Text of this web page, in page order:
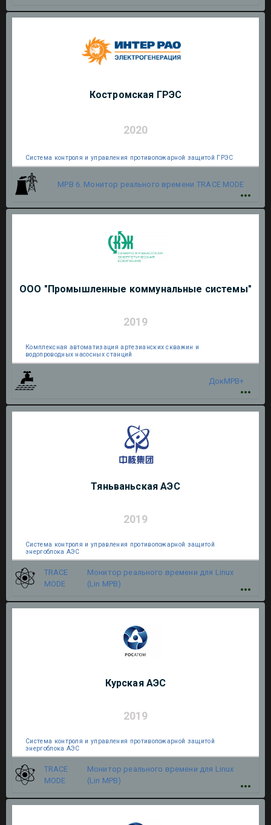
Костромская ГРЭС
2020
Система контроля и управления противопожарной защитой ГРЭС
МРВ 6. Монитор реального времени TRACE MODE
ООО "Промышленные коммунальные системы"
2019
Комплексная автоматизация артезианских скважин и
водопроводных насосных станций
ДокМРВ+
Тяньваньская АЭС
2019
Система контроля и управления противопожарной защитой
энергоблока АЭС
TRACE
MODE
Монитор реального времени для Linux
(Lin МРВ)
Курская АЭС
2019
Система контроля и управления противопожарной защитой
энергоблока АЭС
TRACE
MODE
Монитор реального времени для Linux
(Lin МРВ)